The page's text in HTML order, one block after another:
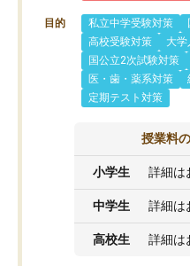
目的 私立中学受験対策
高校受験対策
大
国公立2次試験対策
医・歯・薬系対策
定期テスト対策
授業料
小学生 詳細は
中学生 詳細は
高校生 詳細は